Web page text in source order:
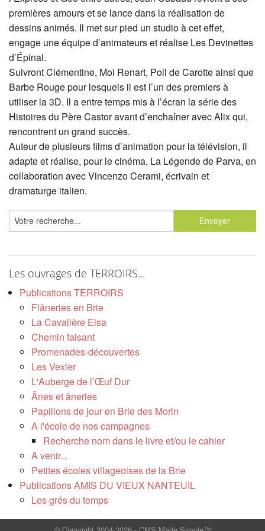
premières amours et se lance dans la réalisation de
dessins animés. Il met sur pied un studio à cet effet,
engage une équipe d’animateurs et réalise Les Devinettes
d’Épinal.
Suivront Clémentine, Moi Renart, Poil de Carotte ainsi que
Barbe Rouge pour lesquels il est l’un des premiers à
utiliser la 3D. Il a entre temps mis à l’écran la série des
Histoires du Père Castor avant d’enchaîner avec Alix qui,
rencontrent un grand succès.
Auteur de plusieurs films d’animation pour la télévision, il
adapte et réalise, pour le cinéma, La Légende de Parva, en
collaboration avec Vincenzo Cerami, écrivain et
dramaturge italien.
Les ouvrages de TERROIRS...
Publications TERROIRS
Flâneries en Brie
La Cavalière Elsa
Chemin faisant
Promenades-découvertes
Les Vexler
L'Auberge de l’Œuf Dur
Ânes et âneries
Papillons de jour en Brie des Morin
A l'école de nos campagnes
Recherche nom dans le livre et/ou le cahier
A venir...
Petites écoles villageoises de la Brie
Publications AMIS DU VIEUX NANTEUIL
Les grés du temps